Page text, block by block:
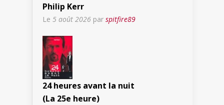
Philip Kerr
Le 5 août 2026 par spitfire89
24 heures avant la nuit
(La 25e heure)